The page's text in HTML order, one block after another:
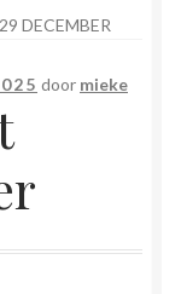
DECEMBER
door mieke